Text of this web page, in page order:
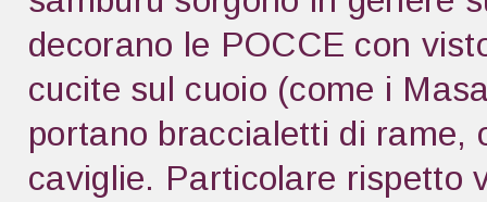
decorano le POCCE con
cucite sul cuoio (come i
portano braccialetti di rame,
caviglie. Particolare rispetto